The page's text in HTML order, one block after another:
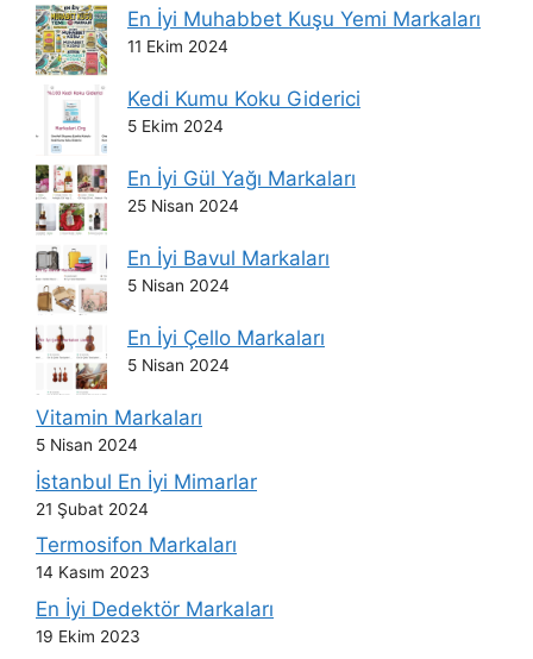
En İyi Muhabbet Kuşu Yemi Markaları
11 Ekim 2024
Kedi Kumu Koku Giderici
5 Ekim 2024
En İyi Gül Yağı Markaları
25 Nisan 2024
En İyi Bavul Markaları
5 Nisan 2024
En İyi Çello Markaları
5 Nisan 2024
Vitamin Markaları
5 Nisan 2024
İstanbul En İyi Mimarlar
21 Şubat 2024
Termosifon Markaları
14 Kasım 2023
En İyi Dedektör Markaları
19 Ekim 2023